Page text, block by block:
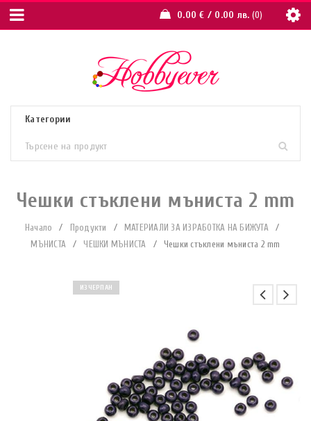
0.00€ / 0.00 лв. 0
Чешки стъклени мъниста 2 mm
Начало / Продукти / МАТЕРИАЛИ ЗА ИЗРАБОТКА НА БИЖУТА
/
МЪНИСТА
/ ЧЕШКИ МЪНИСТА / Чешки стъклени мъниста 2 mm
ИЗЧЕРПАН